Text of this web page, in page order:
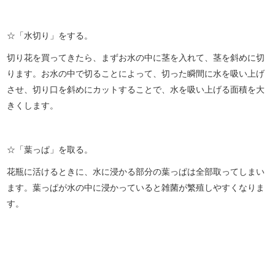
☆「水切り」をする。
切り花を買ってきたら、まずお水の中に茎を入れて、茎を斜めに切
ります。お水の中で切ることによって、切った瞬間に水を吸い上げ
させ、切り口を斜めにカットすることで、水を吸い上げる面積を大
きくします。
☆「葉っぱ」を取る。
花瓶に活けるときに、水に浸かる部分の葉っぱは全部取ってしまい
ます。葉っぱが水の中に浸かっていると雑菌が繁殖しやすくなりま
す。